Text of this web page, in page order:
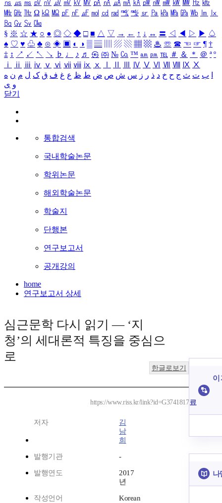
㎱ ㎲ ㎳ ㎴ ㎵ ㎶ ㎷ ㎸ ㎹ ㎀ ㎁ ㎂ ㎃ ㎄ ㎺ ㎻ ㎽ ㎾ ㎿ ㎐ ㎑
㎒ ㎓ ㎔ Ω ㏀ ㏁ ㎊ ㎋ ㎌ ㏖ ㏅ ㎭ ㎮ ㎯ ㏛ ㎩ ㎪ ㎫ ㎬ ㏝ ㏐
㏓
㏃ ㏉ ㏜ ㏆
§ ※ ☆ ★ ○ ● ◎ ◇ ◆ □ ■ △ ▽ → ← ↑ ↓ ↔ 〓 ◁ ◀ ▷ ▶ ♤
♠ ♡ ♥ ♧ ♣ ⊙ ◈ ▣ ◐ ◑ ▒ ▤ ▨ ▧ ▦ ▩ ♨ ☏ ☎ ☜ ☞ ¶ †
‡ ↕ ↗ ↙ ↖ ↘ ♭ ♩ ♪ ♬ ㉿ ㈜ № ㏇ ™ ㏂ ㏘ ℡ ＃ ＆ ＊ ＠ ª º
ⅰ
ⅱ ⅲ ⅳ ⅴ ⅵ ⅶ ⅷ ⅸ ⅹ Ⅳ Ⅴ Ⅵ Ⅶ Ⅷ Ⅸ Ⅹ
ب ت ث ج ح خ د ذ ر ز س ش ص ض ط ظ ع غ ف ق ک ل م ن ه
و ی
닫기
통합검색
국내학술논문
학위논문
해외학술논문
학술지
단행본
연구보고서
공개강의
home
연구보고서 상세
심근문학 다시 읽기 ― ‘지
청’의 세대론적 특징을 중심으
로
한글로보기
https://www.riss.kr/link?id=G3741817
저자
김
남
희
발행기관 -
발행연도
2017
년
작성언어 Korean
이
료
나